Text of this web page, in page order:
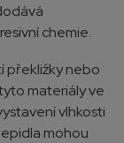
chemie.
překližky nebo
materiály ve
vlhkosti
mohou